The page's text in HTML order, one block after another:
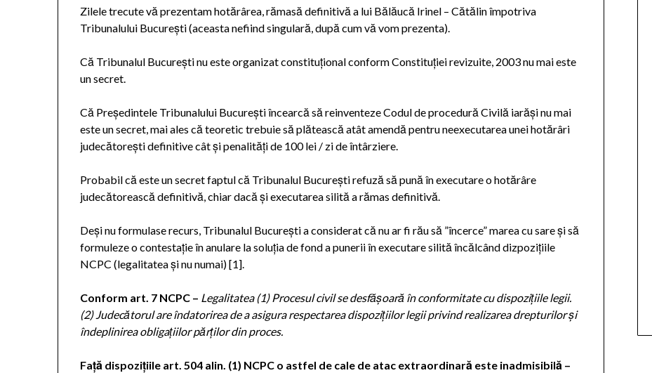
Zilele trecute vă prezentam hotărârea, rămasă definitivă a lui Bălăucă Irinel – Cătălin împotriva
Tribunalului București (aceasta nefiind singulară, după cum vă vom prezenta).
Că Tribunalul București nu este organizat constituțional conform Constituției revizuite, 2003 nu mai este
un secret.
Că Președintele Tribunalului București încearcă să reinventeze Codul de procedură Civilă iarăși nu mai
este un secret, mai ales că teoretic trebuie să plătească atât amendă pentru neexecutarea unei hotărâri
judecătorești definitive cât și penalități de 100 lei / zi de întârziere.
Probabil că este un secret faptul că Tribunalul București refuză să pună în executare o hotărâre
judecătorească definitivă, chiar dacă și executarea silită a rămas definitivă.
Deși nu formulase recurs, Tribunalul București a considerat că nu ar fi rău să ”încerce” marea cu sare și să
formuleze o contestație în anulare la soluția de fond a punerii în executare silită încălcând dizpozițiile
NCPC (legalitatea și nu numai) [1].
Conform art. 7 NCPC – Legalitatea (1) Procesul civil se desfășoară în conformitate cu dispozițiile legii.
(2) Judecătorul are îndatorirea de a asigura respectarea dispozițiilor legii privind realizarea drepturilor și
îndeplinirea obligațiilor părților din proces.
Față dispozițiile art. 504 alin. (1) NCPC o astfel de cale de atac extraordinară este inadmisibilă –